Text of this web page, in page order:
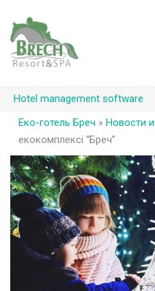
Hotel management software
Еко-готель Бреч » Новости
екокомплексі “Бреч”